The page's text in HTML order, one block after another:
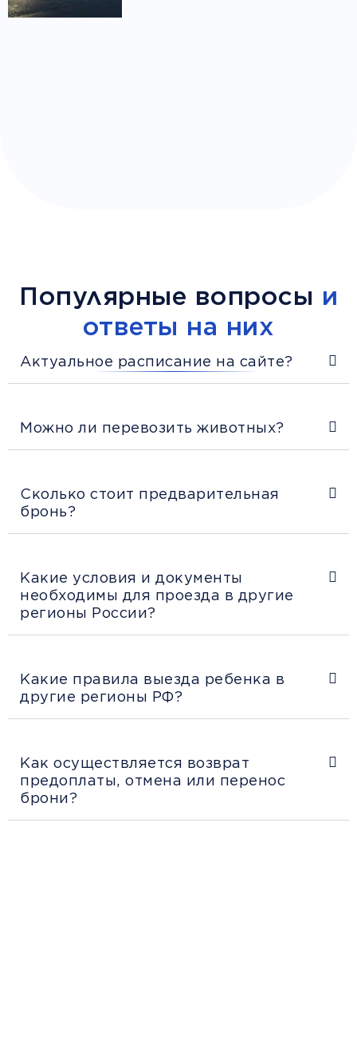
Популярные вопросы и
ответы на них
Актуальное расписание на сайте?
Можно ли перевозить животных?
Сколько стоит предварительная
бронь?
Какие условия и документы
необходимы для проезда в другие
регионы России?
Какие правила выезда ребенка в
другие регионы РФ?
Как осуществляется возврат
предоплаты, отмена или перенос
брони?